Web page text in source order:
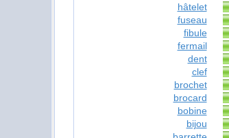
hâtelet
fuseau
fibule
fermail
dent
clef
brochet
brocard
bobine
bijou